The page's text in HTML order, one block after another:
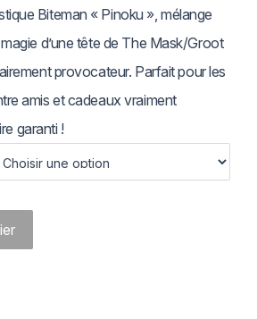
a
e
d
e
Biteman « Pinoku », mélange
d’une tête de The Mask/Groot
provocateur. Parfait pour les
amis et cadeaux vraiment
garanti !